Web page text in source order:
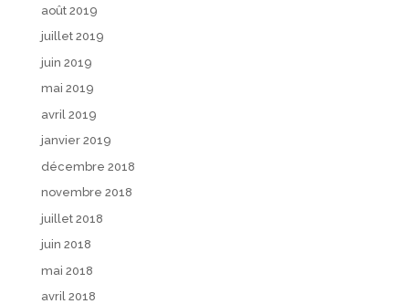
août 2019
juillet 2019
juin 2019
mai 2019
avril 2019
janvier 2019
décembre 2018
novembre 2018
juillet 2018
juin 2018
mai 2018
avril 2018